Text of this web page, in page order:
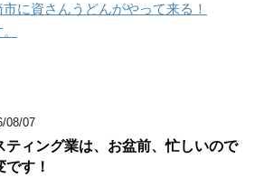
市に資さんうどんがやって来る！
08/07
ティング業は、お盆前、忙しいので
です！